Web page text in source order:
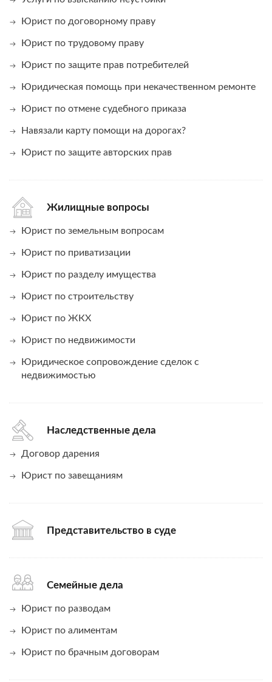
Юрист по договорному праву
Юрист по трудовому праву
Юрист по защите прав потребителей
Юридическая помощь при некачественном ремонте
Юрист по отмене судебного приказа
Навязали карту помощи на дорогах?
Юрист по защите авторских прав
Жилищные вопросы
Юрист по земельным вопросам
Юрист по приватизации
Юрист по разделу имущества
Юрист по строительству
Юрист по ЖКХ
Юрист по недвижимости
Юридическое сопровождение сделок с
недвижимостью
Наследственные дела
Договор дарения
Юрист по завещаниям
Представительство в суде
Семейные дела
Юрист по разводам
Юрист по алиментам
Юрист по брачным договорам